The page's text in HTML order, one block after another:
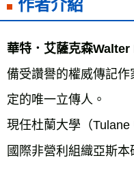
作者介紹
華特．艾薩克森
備受讚譽的權威傳記
定的唯一立傳人。
現任杜蘭大學（
國際非營利組織亞斯